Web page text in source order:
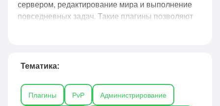
сервером, редактирование мира и выполнение
повседневных задач. Такие плагины позволяют
привилегии, а также автоматизировать рутинные
массового редактирования блоков, WorldGuard
для защиты территорий, EssentialsX для
Тематика:
Плагины PvP Администрирование